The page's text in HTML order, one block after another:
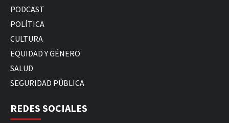
PODCAST
POLÍTICA
CULTURA
EQUIDAD Y GÉNERO
SALUD
SEGURIDAD PÚBLICA
REDES SOCIALES